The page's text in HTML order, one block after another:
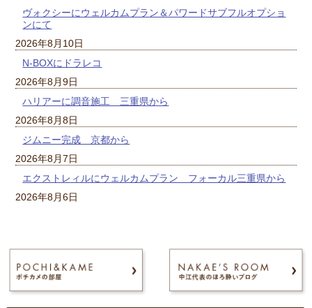
ヴォクシーにウェルカムプラン＆パワードサブフルオプショ
ンにて
2026年8月10日
N-BOXにドラレコ
2026年8月9日
ハリアーに調音施工 三重県から
2026年8月8日
ジムニー完成 京都から
2026年8月7日
エクストレィルにウェルカムプラン フォーカル三重県から
2026年8月6日